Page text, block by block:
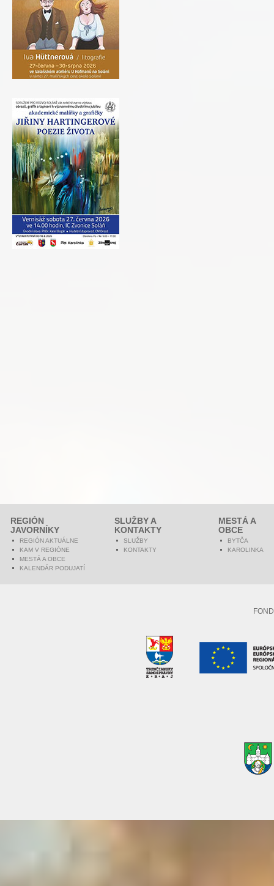
REGIÓN
JAVORNÍKY
REGIÓN AKTUÁLNE
KAM V REGIÓNE
MESTÁ A OBCE
KALENDÁR PODUJATÍ
SLUŽBY A
KONTAKTY
SLUŽBY
KONTAKTY
MESTÁ A
OBCE
BYTČA
KAROLINKA